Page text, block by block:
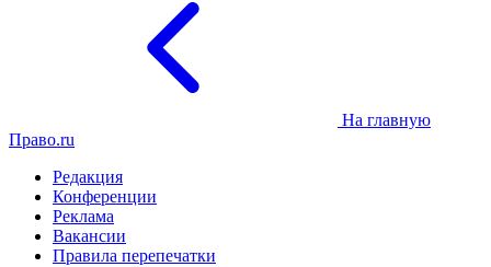
На главную
Право.ru
Редакция
Конференции
Реклама
Вакансии
Правила перепечатки